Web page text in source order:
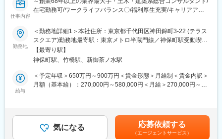
もフラットに議論できる」「自社開発の教育システムで学びなが
らスピード成長」「国家プロジェクトや大手企業との共同研究に
■フルリモート勤務
全国に顧客を有し、自社開発の教育ソフトがあるなど、日本全国
どこからでも勤務可能です。実際に隔月出社のペースで働いてい
※入社後1か月は社員を知る目的で出社を頂きます。
・製造業の「当たり前」を変える新技術である、プロセスインフ
ォマティクス（PI）で、カンや試行錯誤に頼る開発から、データ
仕事内容
在宅勤務可/ワークライフバランス〇/福利厚生充実/キャリアアッ
■業務内容：
建設プロジェクトの企画・立案・調査・計画・設計・施工管理な
ど、一連の技術サービスを提供する業界最大手・土木・建築系総
合コンサルタントである当社にて、地盤・水文・環境分野におけ
る各種解析および対策設計を担当いただけるエンジニアを募集し
ています。
■業務詳細：
（1） 斜面・宅地の安定解析および対策設計
（2） 軟弱地盤・耐震関連の地盤解析および対策設計
勤務地
＜勤務地詳細1＞本社住所：東京都千代田区神田錦町3-22 (テラス
スクエア)勤務地最寄駅：東京メトロ半蔵門線／神保町駅受動喫煙
対策：屋内全面禁煙＜勤務地詳細2＞全国事業所のいずれか住所：
47都道府県 受動喫煙対策：屋内全面禁煙変更の範囲：本文参照
【最寄り駅】
神保町駅、竹橋駅、新御茶ノ水駅
給与
＜予定年収＞650万円～900万円＜賃金形態＞月給制＜賃金内訳＞
月額（基本給）：270,000円～580,000円＜月給＞270,000円～
金額であり、選考を通じて上下する可能性があります。月給(月額)
は固定手当を含めた表記です。
気になる 応募依頼する
（エージェントサービス）